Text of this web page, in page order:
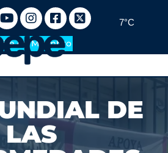
7°C
en Miembro
DE
LAS